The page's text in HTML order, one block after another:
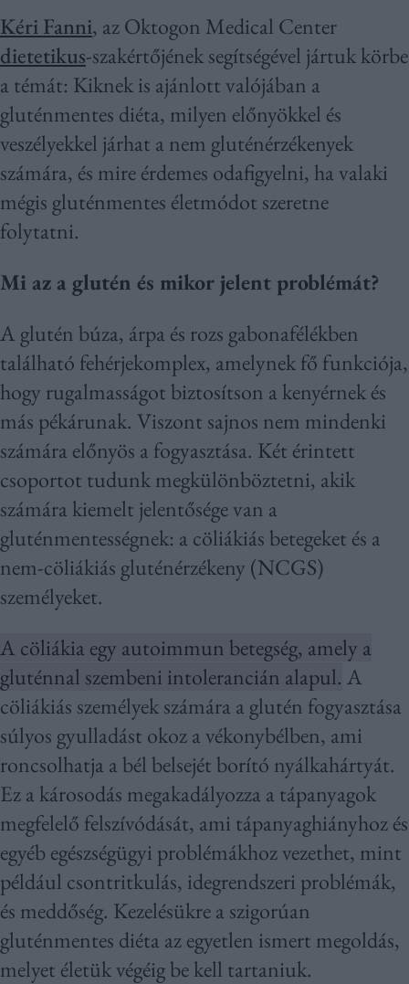
Kéri Fanni, az Oktogon Medical Center
dietetikus-szakértőjének segítségével jártuk körbe
a témát: Kiknek is ajánlott valójában a
gluténmentes diéta, milyen előnyökkel és
veszélyekkel járhat a nem gluténérzékenyek
számára, és mire érdemes odafigyelni, ha valaki
mégis gluténmentes életmódot szeretne
folytatni.
Mi az a glutén és mikor jelent problémát?
A glutén búza, árpa és rozs gabonafélékben
található fehérjekomplex, amelynek fő funkciója,
hogy rugalmasságot biztosítson a kenyérnek és
más pékárunak. Viszont sajnos nem mindenki
számára előnyös a fogyasztása. Két érintett
csoportot tudunk megkülönböztetni, akik
számára kiemelt jelentősége van a
gluténmentességnek: a cöliákiás betegeket és a
nem-cöliákiás gluténérzékeny (NCGS)
személyeket.
A cöliákia egy autoimmun betegség, amely a
gluténnal szembeni intolerancián alapul. A
cöliákiás személyek számára a glutén fogyasztása
súlyos gyulladást okoz a vékonybélben, ami
roncsolhatja a bél belsejét borító nyálkahártyát.
Ez a károsodás megakadályozza a tápanyagok
megfelelő felszívódását, ami tápanyaghiányhoz és
egyéb egészségügyi problémákhoz vezethet, mint
például csontritkulás, idegrendszeri problémák,
és meddőség. Kezelésükre a szigorúan
gluténmentes diéta az egyetlen ismert megoldás,
melyet életük végéig be kell tartaniuk.